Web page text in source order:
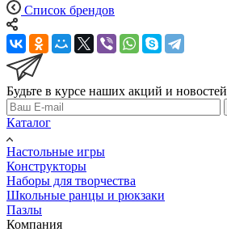
Список брендов
Будьте в курсе наших акций и новостей
Каталог
Настольные игры
Конструкторы
Наборы для творчества
Школьные ранцы и рюкзаки
Пазлы
Компания